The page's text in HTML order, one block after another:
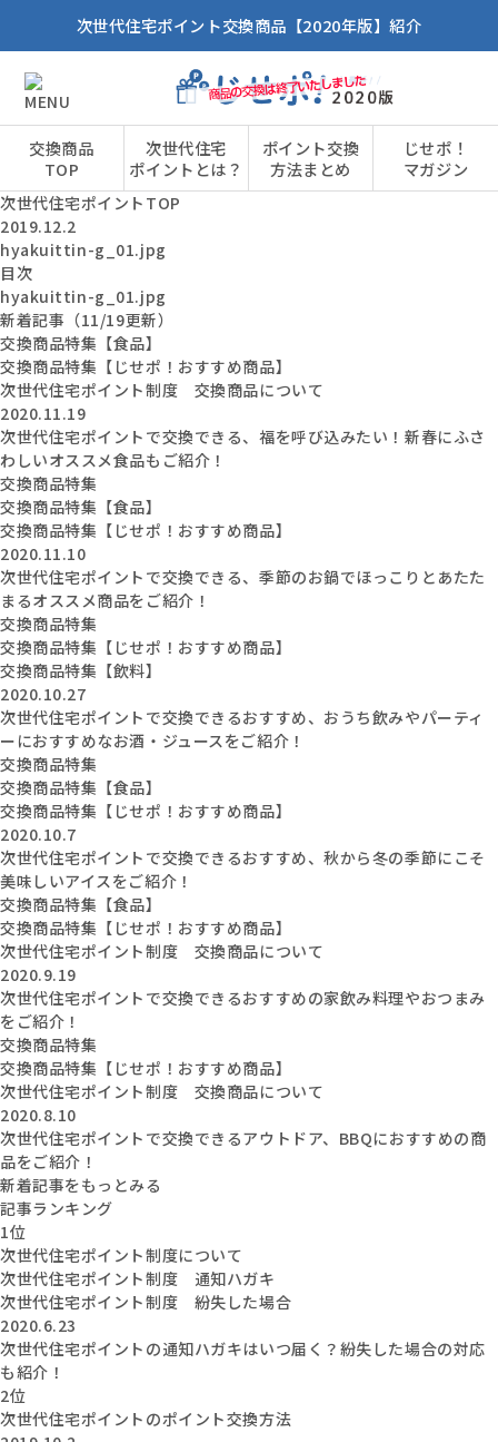
次世代住宅ポイント交換商品【2020年版】紹介
交換商品
TOP
次世代住宅
ポイントとは？
ポイント交換
方法まとめ
じせポ！
マガジン
次世代住宅ポイントTOP
2019.12.2
hyakuittin-g_01.jpg
目次
hyakuittin-g_01.jpg
新着記事（11/19更新）
交換商品特集【食品】
交換商品特集【じせポ！おすすめ商品】
次世代住宅ポイント制度 交換商品について
2020.11.19
次世代住宅ポイントで交換できる、福を呼び込みたい！新春にふさ
わしいオススメ食品もご紹介！
交換商品特集
交換商品特集【食品】
交換商品特集【じせポ！おすすめ商品】
2020.11.10
次世代住宅ポイントで交換できる、季節のお鍋でほっこりとあたた
まるオススメ商品をご紹介！
交換商品特集
交換商品特集【じせポ！おすすめ商品】
交換商品特集【飲料】
2020.10.27
次世代住宅ポイントで交換できるおすすめ、おうち飲みやパーティ
ーにおすすめなお酒・ジュースをご紹介！
交換商品特集
交換商品特集【食品】
交換商品特集【じせポ！おすすめ商品】
2020.10.7
次世代住宅ポイントで交換できるおすすめ、秋から冬の季節にこそ
美味しいアイスをご紹介！
交換商品特集【食品】
交換商品特集【じせポ！おすすめ商品】
次世代住宅ポイント制度 交換商品について
2020.9.19
次世代住宅ポイントで交換できるおすすめの家飲み料理やおつまみ
をご紹介！
交換商品特集
交換商品特集【じせポ！おすすめ商品】
次世代住宅ポイント制度 交換商品について
2020.8.10
次世代住宅ポイントで交換できるアウトドア、BBQにおすすめの商
品をご紹介！
新着記事をもっとみる
記事ランキング
1位
次世代住宅ポイント制度について
次世代住宅ポイント制度 通知ハガキ
次世代住宅ポイント制度 紛失した場合
2020.6.23
次世代住宅ポイントの通知ハガキはいつ届く？紛失した場合の対応
も紹介！
2位
次世代住宅ポイントのポイント交換方法